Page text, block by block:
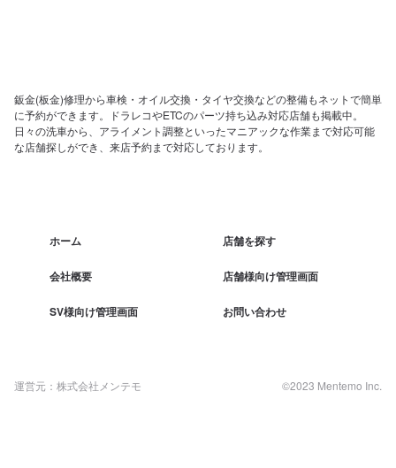
鈑金(板金)修理から車検・オイル交換・タイヤ交換などの整備もネットで簡単
に予約ができます。ドラレコやETCのパーツ持ち込み対応店舗も掲載中。
日々の洗車から、アライメント調整といったマニアックな作業まで対応可能
な店舗探しができ、来店予約まで対応しております。
ホーム 店舗を探す
会社概要 店舗様向け管理画面
SV様向け管理画面 お問い合わせ
運営元：株式会社メンテモ ©2023 Mentemo Inc.